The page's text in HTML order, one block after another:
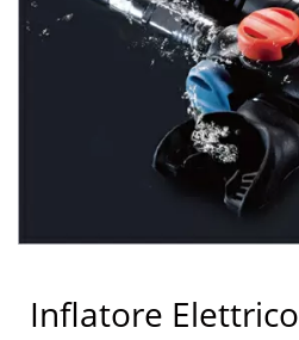
Inflatore Elettrico